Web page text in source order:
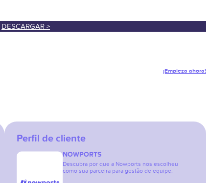
DESCARGAR >
¡Empieza ahora!
Perfil de cliente
NOWPORTS
Descubra por que a Nowports nos escolheu
como sua parceira para gestão de equipe.